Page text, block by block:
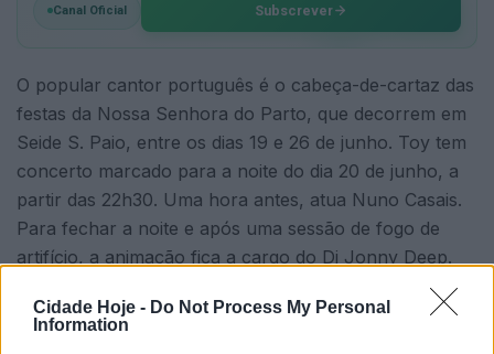
Cidade Hoje - Do Not Process My Personal
Information
Canal Oficial Subscrever
O popular cantor português é o cabeça-de-cartaz das
festas da Nossa Senhora do Parto, que decorrem em
Seide S. Paio, entre os dias 19 e 26 de junho. Toy tem
concerto marcado para a noite do dia 20 de junho, a
partir das 22h30. Uma hora antes, atua Nuno Casais.
Para fechar a noite e após uma sessão de fogo de
artifício, a animação fica a cargo do Dj Jonny Deep.
Antes, no dia 19, às 21 horas, decorre oração seguida
de procissão de velas em honra de Nossa Senhora de